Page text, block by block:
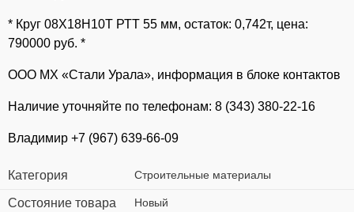
* Круг 08Х18Н10Т РТТ 55 мм, остаток: 0,742т, цена:
790000 руб. *
ООО МХ «Стали Урала», информация в блоке контактов
Наличие уточняйте по телефонам: 8 (343) 380-22-16
Владимир +7 (967) 639-66-09
Категория Строительные материалы
Состояние товара Новый